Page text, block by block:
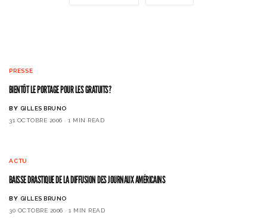
PRESSE
BIENTÔT LE PORTAGE POUR LES GRATUITS?
BY GILLES BRUNO
31 OCTOBRE 2006
1 MIN READ
ACTU
BAISSE DRASTIQUE DE LA DIFFUSION DES JOURNAUX AMÉRICAINS
BY GILLES BRUNO
30 OCTOBRE 2006
1 MIN READ